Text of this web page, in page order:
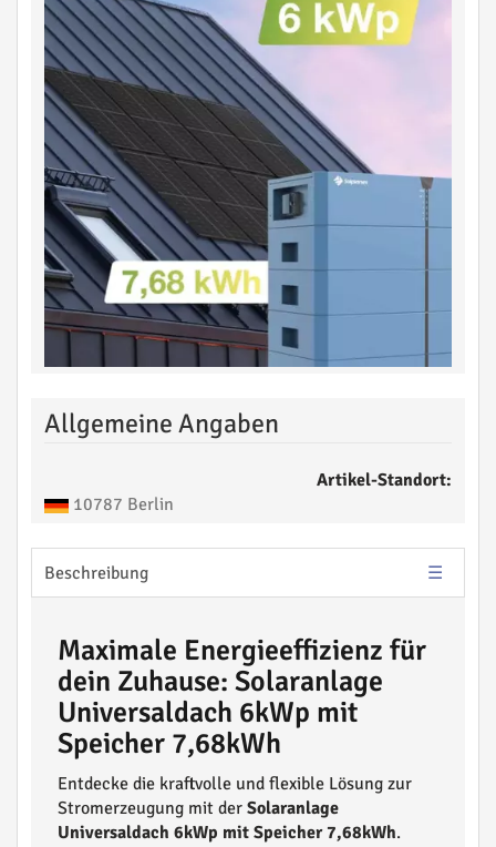
Allgemeine Angaben
Artikel-Standort:
10787 Berlin
Beschreibung
Maximale Energieeffizienz für
dein Zuhause: Solaranlage
Universaldach 6kWp mit
Speicher 7,68kWh
Entdecke die kraftvolle und flexible Lösung zur
Stromerzeugung mit der Solaranlage
Universaldach 6kWp mit Speicher 7,68kWh.